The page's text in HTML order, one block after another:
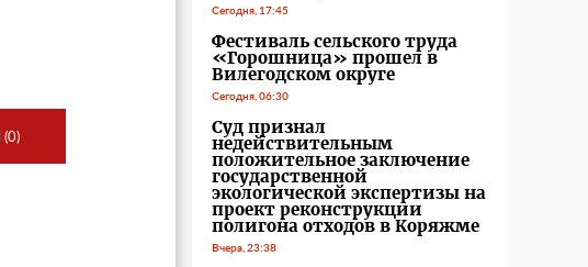
(0)
Сегодня, 17:45
Фестиваль сельского труда
«Горошница» прошел в
Вилегодском округе
Сегодня, 06:30
Суд признал
недействительным
положительное заключение
государственной
экологической экспертизы на
проект реконструкции
полигона отходов в Коряжме
Вчера, 23:38